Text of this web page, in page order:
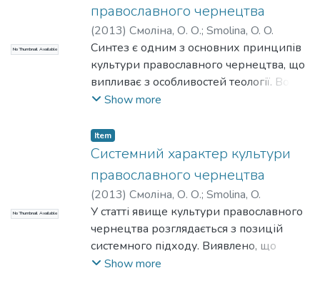
аспектів єдиної конкретної само
тотожності, що розвивається. Показано,
що вказані дослідницькі полюси
проблеми ідентичності опосередковані
поняттям «аксіологічна ідентичність»,
яке залучено до опису системності
онтології культури.
No Thumbnail Available
православного чернецтва
(2013) Смоліна, О. О.; Smolina, O. O.
Синтез є одним з основних принципів
культури православного чернецтва, що
випливає з особливостей теології. Вона
відстоює необхідність відновлення,
знаходяться у стані поділу всередині
самих себе. Практично явище синтезу в
вербальною й невербальною, іконічно,
функціонально, конвенціонально
тощо) втілення Істини.
Show more
No Thumbnail Available
Item
Системний характер культури
православного чернецтва
(2013) Смоліна, О. О.; Smolina, O.
У статті явище культури православного
чернецтва розглядається з позицій
системного підходу. Виявлено, що
культуру православного чернецтва
Show more